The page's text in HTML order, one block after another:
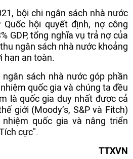
bội chi ngân sách nhà nước
hội quyết định, nợ công
GDP, tổng nghĩa vụ trả nợ của
ngân sách nhà nước khoảng
hạn an toàn.
sách nhà nước góp phần
quốc gia và chúng ta đều
là quốc gia duy nhất được cả
giới (Moody’s, S&P và Fitch)
quốc gia và nâng triển
cực".
TTXVN